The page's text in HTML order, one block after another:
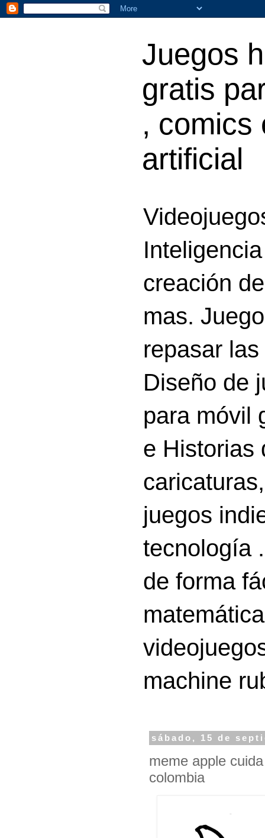
Juegos
gratis
, comics
artificial
creación
mas.
repasar
Diseño de
para móvil
e Historias
juegos
tecnología
de forma
machine
sábado, 15 de
meme apple
colombia